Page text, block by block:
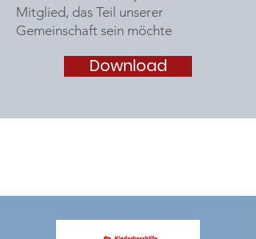
Mitglied, das Teil unserer
Gemeinschaft sein möchte
Download